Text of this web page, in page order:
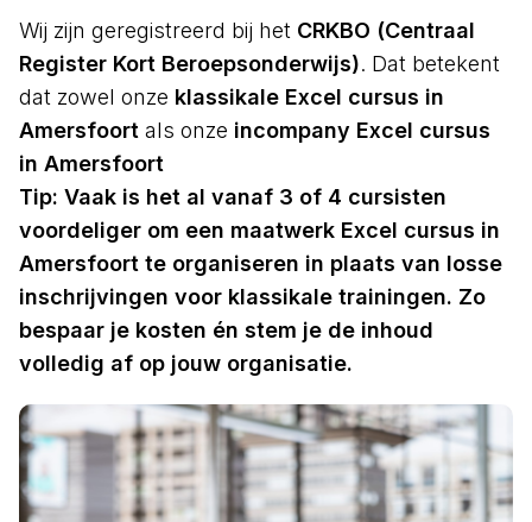
Wij zijn geregistreerd bij het CRKBO (Centraal
Register Kort Beroepsonderwijs). Dat betekent
dat zowel onze klassikale Excel cursus in
Amersfoort als onze incompany Excel cursus
in Amersfoort
Tip: Vaak is het al vanaf 3 of 4 cursisten
voordeliger om een maatwerk Excel cursus in
Amersfoort te organiseren in plaats van losse
inschrijvingen voor klassikale trainingen. Zo
bespaar je kosten én stem je de inhoud
volledig af op jouw organisatie.